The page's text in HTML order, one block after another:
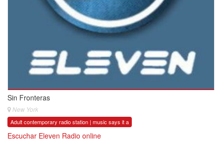
Sin Fronteras
New York
Adult contemporary radio station | music says it a
Escuchar Eleven Radio online